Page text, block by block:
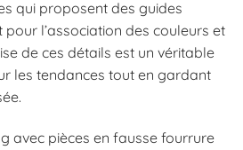
qui proposent des guides
l’association des couleurs et
de ces détails est un véritable
les tendances tout en gardant
avec pièces en fausse fourrure